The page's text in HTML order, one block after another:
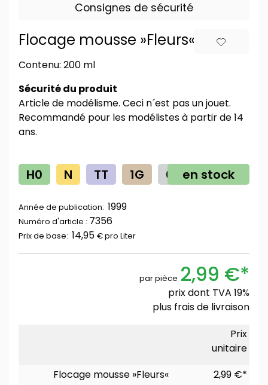
Consignes de sécurité
Flocage mousse »Fleurs«
Contenu: 200 ml
Sécurité du produit
Article de modélisme. Ceci n´est pas un jouet.
Recommandé pour les modélistes à partir de 14
ans.
H0 N TT 1G 0 Z
en stock
Année de publication: 1999
Numéro d'article : 7356
Prix ​​de base: 14,95 € pro Liter
par pièce 2,99 €*
prix dont TVA 19%
plus frais de livraison
Prix
unitaire
Flocage mousse »Fleurs«
2,99 €*